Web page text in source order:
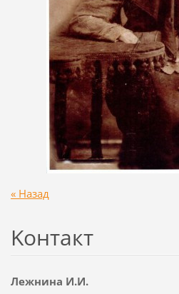
« Назад
Koнтакт
Лежнина И.И.